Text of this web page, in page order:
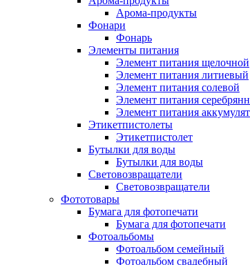
Арома-продукты
Фонари
Фонарь
Элементы питания
Элемент питания щелочной
Элемент питания литиевый
Элемент питания солевой
Элемент питания
Элемент питания
Этикетпистолеты
Этикетпистолет
Бутылки для воды
Бутылки для воды
Световозвращатели
Световозвращатели
Фототовары
Бумага для фотопечати
Бумага для фотопечати
Фотоальбомы
Фотоальбом семейный
Фотоальбом свадебный